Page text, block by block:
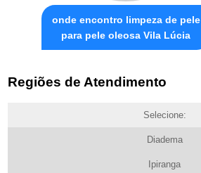
onde encontro limpeza de pele
para pele oleosa Vila Lúcia
Regiões de Atendimento
Selecione:
Diadema
Ipiranga